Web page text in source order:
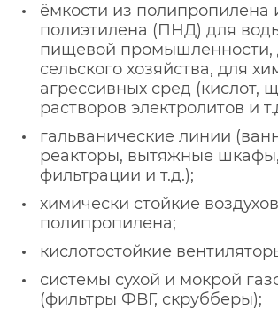
ёмкости из полипропилена
полиэтилена (ПНД) для
пищевой промышленности,
сельского хозяйства, для
агрессивных сред (кислот,
растворов электролитов и
гальванические линии
реакторы, вытяжные шкафы,
фильтрации и т.д.);
химически стойкие
полипропилена;
кислотостойкие
системы сухой и мокрой
(фильтры ФВГ, скрубберы);